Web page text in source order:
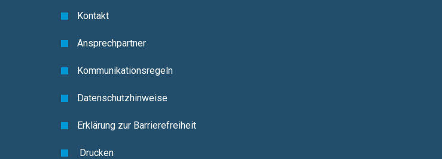
Kontakt
Ansprechpartner
Kommunikationsregeln
Datenschutzhinweise
Erklärung zur Barrierefreiheit
Drucken